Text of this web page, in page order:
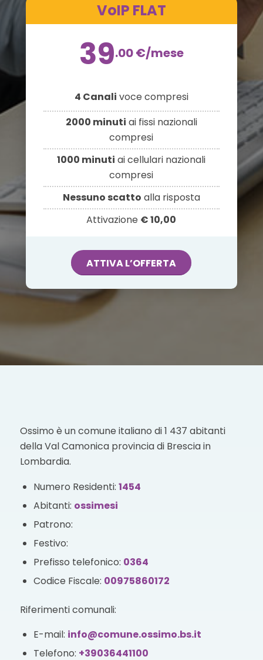
VoIP FLAT
39.00€/mese
4 Canali voce compresi
2000 minuti ai fissi nazionali
compresi
1000 minuti ai cellulari nazionali
compresi
Nessuno scatto alla risposta
Attivazione € 10,00
ATTIVA L’OFFERTA
Ossimo è un comune italiano di 1 437 abitanti
della Val Camonica provincia di Brescia in
Lombardia.
Numero Residenti: 1454
Abitanti: ossimesi
Patrono:
Festivo:
Prefisso telefonico: 0364
Codice Fiscale: 00975860172
Riferimenti comunali:
E-mail: info@comune.ossimo.bs.it
Telefono: +39036441100